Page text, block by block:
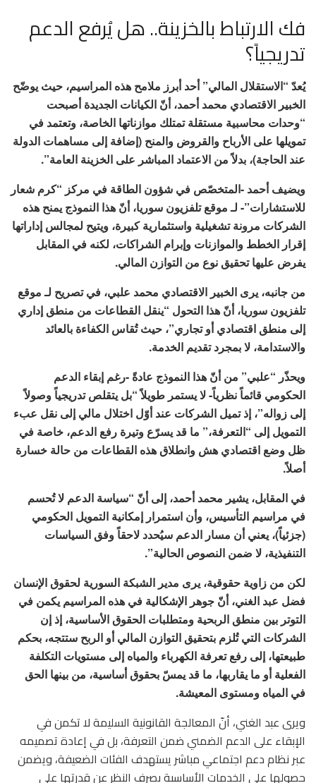
فك الارتباط بالخزينة.. هل يُرفع الدعم
تدريجياً؟
يُعدّ “الاستقلال المالي” أحد أبرز ملامح هذه المراسيم، حيث يوضّح
الخبير الاقتصادي محمد أحمد، أنّ الكيانات الجديدة أصبحت
“وحدات محاسبية مستقلة تمتلك موازناتها الخاصة، وتعتمد في
تمويلها على الأرباح والقروض والمنح (إضافة إلى مساهمات الدولة
عند الحاجة)، بدلاً من الاعتماد المباشر على الخزينة العامة”.
ويضيف أحمد -المتخصّص في شؤون الطاقة في مركز “كرم شعار
للاستشارات”- لـ موقع تلفزيون سوريا، أنّ هذا النموذج يمنح هذه
الشركات مرونة تشغيلية واستثمارية كبيرة، ويتيح لمجالس إداراتها
إقرار الخطط والموازنات وإبرام الشراكات، لكنه في المقابل
يفرض عليها تحقيق نوع من التوازن المالي.
من جانبه، يرى الخبير الاقتصادي محمد علبي، في تصريح لـ موقع
تلفزيون سوريا، أنّ هذا التحول “ينقل القطاعات من منطق إداري
إلى منطق اقتصادي أو تجاري”، حيث تُقاس الكفاءة بالعائد
والاستدامة، لا بمجرد تقديم الخدمة.
ويحذّر “علبي” من أنّ هذا النموذج عادةً -رغم إبقاء الدعم
الحكومي قائماً نظرياً- لا يستمر طويلاً “بل يتقلص تدريجياً وصولاً
إلى زواله”، إذ تميل الشركات عند أوّل اختلال مالي إلى نقل عبء
التمويل إلى “التعرفة،” ما قد يسرّع وتيرة رفع الدعم، خاصة في
ظل وضع اقتصادي هش وانطلاق هذه القطاعات من حالة خسارة
أصلاً.
في المقابل، يشير محمد أحمد، إلى أنّ “سياسة الدعم لا تُحسم
في مراسيم التأسيس، وأن استمرار إمكانية التمويل الحكومي
(جزئياً)، يعني أن مسار الدعم سيُحدد لاحقاً وفق السياسات
التنفيذية، لا ضمن النصوص الحالية”.
لكن من زاوية حقوقية، يرى مدير الشبكة السورية لحقوق الإنسان
فضل عبد الغني، أنّ جوهر الإشكالية في هذه المراسيم يكمن في
التوتر بين منطق الربحية ومتطلبات الحقوق الأساسية، إذ إن
الشركات التي تُلزم بتحقيق التوازن المالي أو الربح ستتجه، بحكم
طبيعتها، إلى رفع تعرفة الكهرباء والمياه إلى مستويات التكلفة
الفعلية أو ما يقاربها، ما قد يمسّ بحقوق أساسية، من بينها الحق
في المياه ومستوى المعيشة.
ويرى عبد الغني، أنّ المعالجة القانونية السليمة لا تكمن في
الإبقاء على الدعم الضمني ضمن التعرفة، بل في إعادة تصميمه
عبر نظام دعم اجتماعي مباشر يستهدف الفئات الضعيفة، ويضمن
حصولها على الخدمات الأساسية بصرف النظر عن قدرتها على